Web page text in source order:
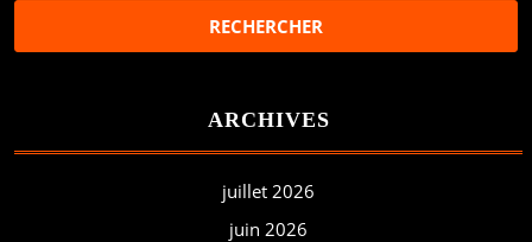
ARCHIVES
juillet 2026
juin 2026